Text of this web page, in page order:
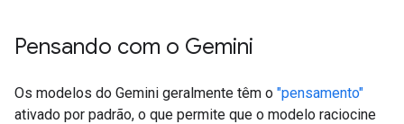
Pensando com o Gemini
Os modelos do Gemini geralmente têm o "pensamento"
ativado por padrão, o que permite que o modelo raciocine